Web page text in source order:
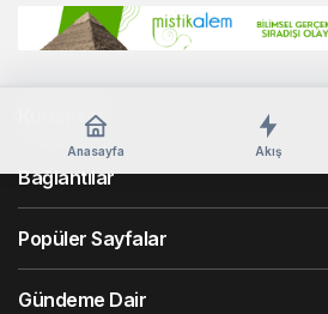
Anasayfa Akış
Kurumsal
Bağlantılar
Popüler Sayfalar
Gündeme Dair